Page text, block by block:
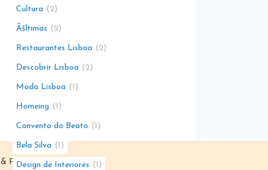
Cultura 2
Ãšltimas 2
Restaurantes Lisboa 2
Descobrir Lisboa 2
Moda Lisboa 1
Homeing 1
Convento do Beato 1
Bela Silva 1
Design de Interiores 1
& Parceiro de Dunegestion